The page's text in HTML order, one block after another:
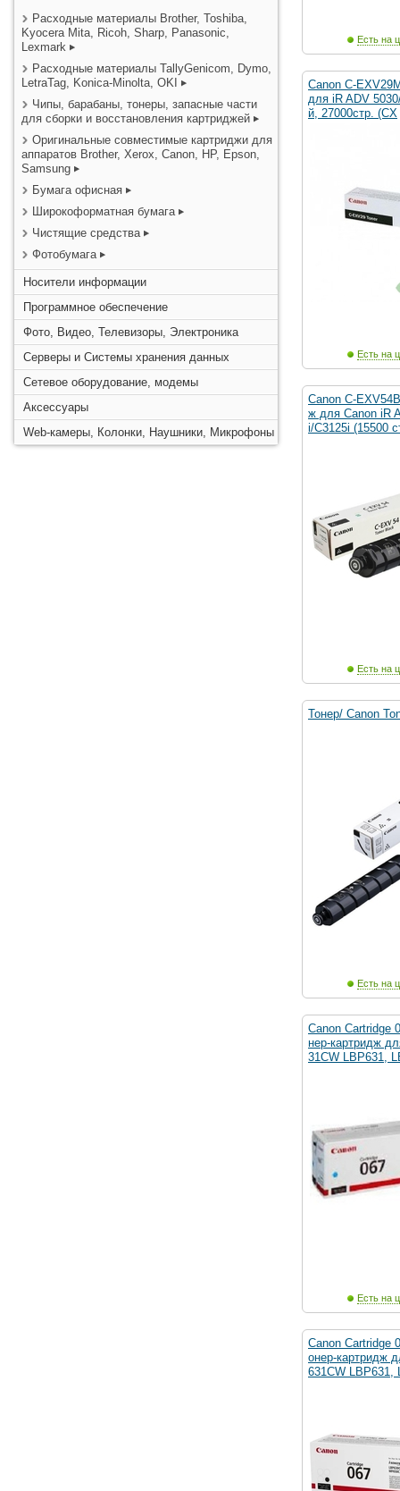
Расходные материалы Brother, Toshiba,
Kyocera Mita, Ricoh, Sharp, Panasonic,
Lexmark
Расходные материалы TallyGenicom, Dymo,
LetraTag, Konica-Minolta, OKI
Чипы, барабаны, тонеры, запасные части
для сборки и восстановления картриджей
Оригинальные совместимые картриджи для
аппаратов Brother, Xerox, Canon, HP, Epson,
Samsung
Бумага офисная
Широкоформатная бумага
Чистящие средства
Фотобумага
Носители информации
Программное обеспечение
Фото, Видео, Телевизоры, Электроника
Серверы и Системы хранения данных
Сетевое оборудование, модемы
Аксессуары
Web-камеры, Колонки, Наушники, Микрофоны
Есть на
Canon C-
для iR ADV
й, 27000стр. (CX
Есть на
Canon C-
ж для Canon iR
i/C3125i (15500
Есть на
Тонер/ Canon
Есть на
Canon Cartridge
нер-картридж
31CW LBP631,
Есть на
Canon Cartridge
онер-картридж
631CW LBP631,